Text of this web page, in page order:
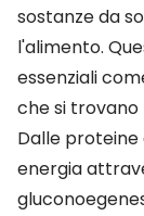
sostanze da
l'alimento.
essenziali
che si
Dalle
energia